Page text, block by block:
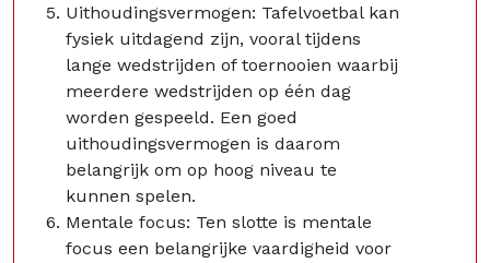
Uithoudingsvermogen: Tafelvoetbal kan
fysiek uitdagend zijn, vooral tijdens
lange wedstrijden of toernooien waarbij
meerdere wedstrijden op één dag
worden gespeeld. Een goed
uithoudingsvermogen is daarom
belangrijk om op hoog niveau te
kunnen spelen.
Mentale focus: Ten slotte is mentale
focus een belangrijke vaardigheid voor